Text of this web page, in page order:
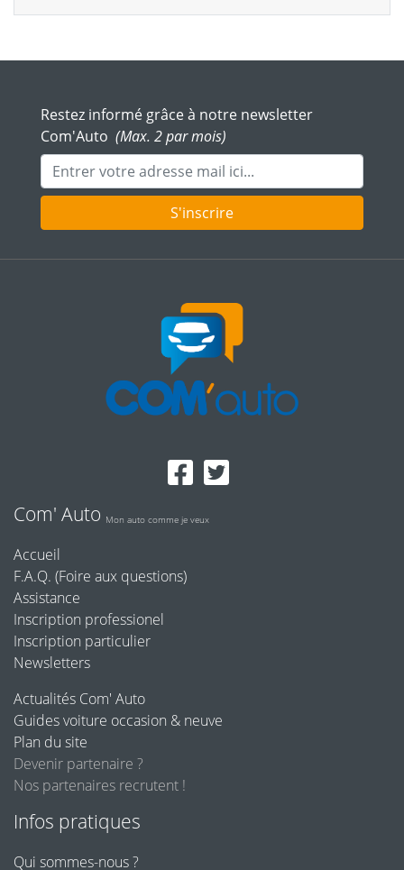
Restez informé grâce à notre newsletter
Com'Auto (Max. 2 par mois)
Adresse mail
S'inscrire
Com' Auto Mon auto comme je veux
Accueil
F.A.Q. (Foire aux questions)
Assistance
Inscription professionel
Inscription particulier
Newsletters
Actualités Com' Auto
Guides voiture occasion & neuve
Plan du site
Devenir partenaire ?
Nos partenaires recrutent !
Infos pratiques
Qui sommes-nous ?